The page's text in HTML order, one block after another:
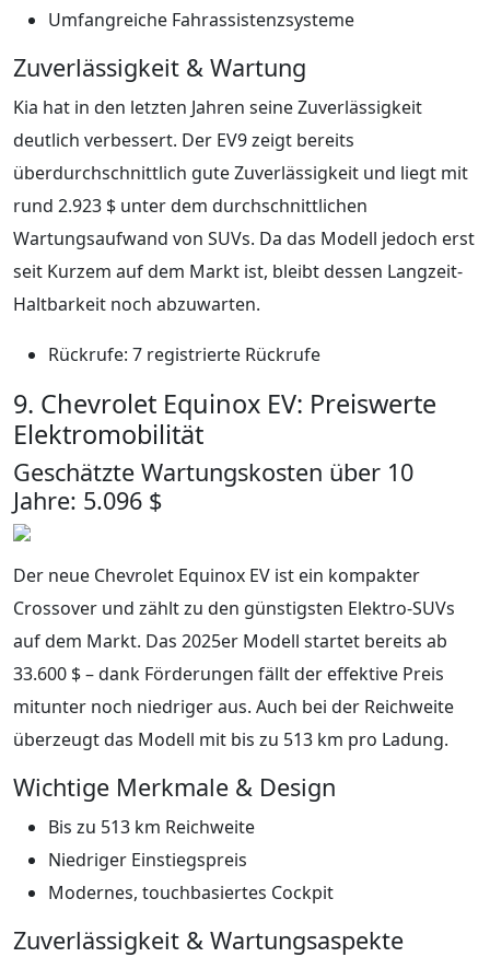
Umfangreiche Fahrassistenzsysteme
Zuverlässigkeit & Wartung
Kia hat in den letzten Jahren seine Zuverlässigkeit
deutlich verbessert. Der EV9 zeigt bereits
überdurchschnittlich gute Zuverlässigkeit und liegt mit
rund 2.923 $ unter dem durchschnittlichen
Wartungsaufwand von SUVs. Da das Modell jedoch erst
seit Kurzem auf dem Markt ist, bleibt dessen Langzeit-
Haltbarkeit noch abzuwarten.
Rückrufe: 7 registrierte Rückrufe
9. Chevrolet Equinox EV: Preiswerte
Elektromobilität
Geschätzte Wartungskosten über 10
Jahre: 5.096 $
Der neue Chevrolet Equinox EV ist ein kompakter
Crossover und zählt zu den günstigsten Elektro-SUVs
auf dem Markt. Das 2025er Modell startet bereits ab
33.600 $ – dank Förderungen fällt der effektive Preis
mitunter noch niedriger aus. Auch bei der Reichweite
überzeugt das Modell mit bis zu 513 km pro Ladung.
Wichtige Merkmale & Design
Bis zu 513 km Reichweite
Niedriger Einstiegspreis
Modernes, touchbasiertes Cockpit
Zuverlässigkeit & Wartungsaspekte